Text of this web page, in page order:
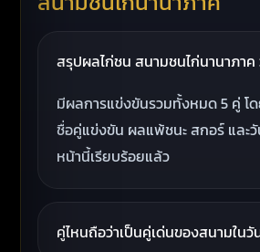
สรุปผลไก่ชน สนามชนไก่นานาภา
มีผลการแข่งขันรวมทั้งหมด 5 คู่ โ
ชื่อคู่แข่งขัน ผลแพ้ชนะ สกอร์ และ
หน้านี้เรียบร้อยแล้ว
คู่ไหนถือว่าเป็นคู่เด่นของสนามใน